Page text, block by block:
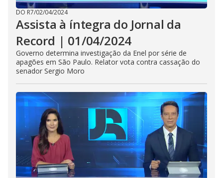
DO R7/02/04/2024
Assista à íntegra do Jornal da
Record | 01/04/2024
Governo determina investigação da Enel por série de
apagões em São Paulo. Relator vota contra cassação do
senador Sergio Moro